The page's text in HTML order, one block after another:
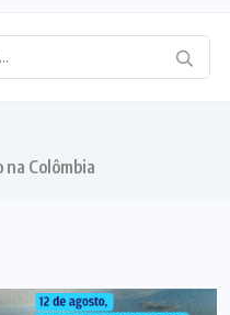
Colômbia